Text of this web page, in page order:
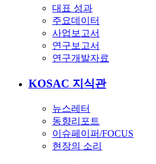
대표 성과
주요데이터
사업보고서
연구보고서
연구개발자료
KOSAC 지식관
뉴스레터
동향리포트
이슈페이퍼/FOCUS
현장의 소리